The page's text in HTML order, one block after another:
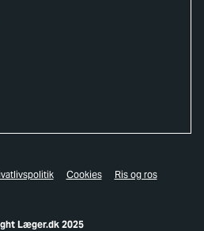
Cookies Ris og ros
Læger.dk 2025